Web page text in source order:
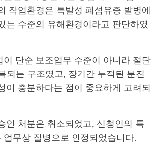
작업환경은 특발성 폐섬유증 발병에
는 수준의 유해환경이라고 판단하였
이 단순 보조업무 수준이 아니라 절단
되는 구조였고, 장기간 누적된 분진
이 충분하다는 점이 중요하게 고려되
인 처분은 취소되었고, 신청인의 특
업무상 질병으로 인정되었습니다.